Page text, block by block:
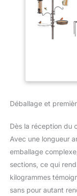
Déballage et
Dès la réception du
Avec une longueur
emballage
sections, ce qui
kilogrammes
sans pour autant